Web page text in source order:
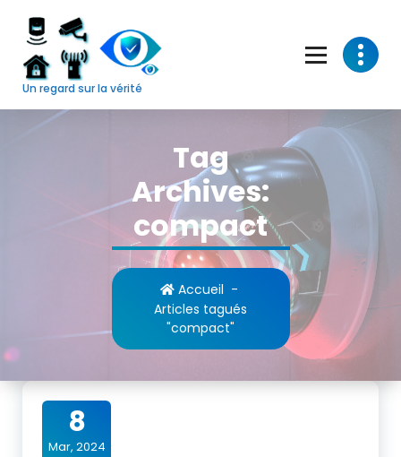
content
Un regard sur la vérité
Tag
Archives:
compact
Accueil -
Articles tagués
"compact"
8
Mar, 2024